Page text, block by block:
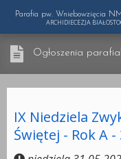
Parafia pw. Wniebowzięcia
ARCHIDIECEZJA
Ogłoszenia
IX Niedziela
Świętej - Rok A -